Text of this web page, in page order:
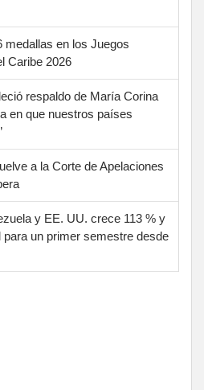
medallas en los Juegos
Caribe 2026
respaldo de María Corina
en que nuestros países
a la Corte de Apelaciones
y EE. UU. crece 113 % y
un primer semestre desde